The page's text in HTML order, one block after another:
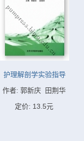
护理解剖学实验指导
作者: 郭新庆  田荆华
定价: 13.5元